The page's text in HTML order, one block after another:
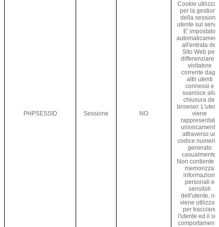
PHPSESSID Sessione NO
Cookie
per la gestione
della sessione
utente sul
E' impostato
all'entrata del
Sito Web per
differenziare il
visitatore
corrente dagli
altri utenti
connessi e
svanisce alla
chiusura del
browser.
viene
rappresentato
univocamente
attraverso un
codice
generato
casualmente.
Non contiente
memorizza
informazioni
personali e
sensibili
dell'utente, né
viene utilizzato
per tracciare
l'utente ed il